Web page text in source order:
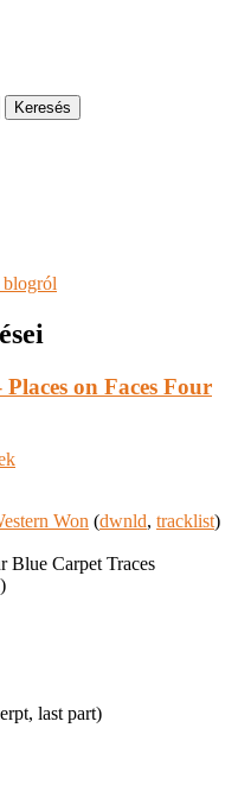
blogról
on Faces Four
Won (dwnld, tracklist)
Blue Carpet Traces
last part)